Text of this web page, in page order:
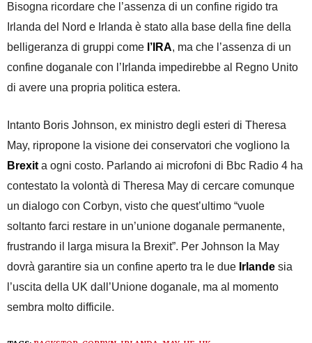
Bisogna ricordare che l’assenza di un confine rigido tra
Irlanda del Nord e Irlanda è stato alla base della fine della
belligeranza di gruppi come l’IRA, ma che l’assenza di un
confine doganale con l’Irlanda impedirebbe al Regno Unito
di avere una propria politica estera.
Intanto Boris Johnson, ex ministro degli esteri di Theresa
May, ripropone la visione dei conservatori che vogliono la
Brexita ogni costo. Parlando ai microfoni di Bbc Radio 4 ha
contestato la volontà di Theresa May di cercare comunque
un dialogo con Corbyn, visto che quest’ultimo “vuole
soltanto farci restare in un’unione doganale permanente,
frustrando il larga misura la Brexit”. Per Johnson la May
dovrà garantire sia un confine aperto tra le due Irlande sia
l’uscita della UK dall’Unione doganale, ma al momento
sembra molto difficile.